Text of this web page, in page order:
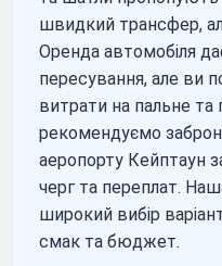
швидкий трансфер,
Оренда автомобіля
пересування, але ви
витрати на пальне
рекомендуємо
аеропорту Кейптаун
черг та переплат.
широкий вибір
смак та бюджет.